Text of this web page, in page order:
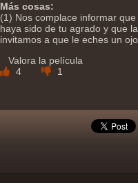
Más cosas:
(1) Nos complace informar
haya sido de tu agrado y que
invitamos a que le eches un
Valora la película
4
1